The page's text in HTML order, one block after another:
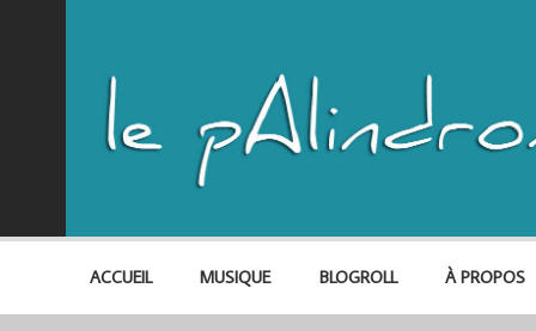
ACCUEIL MUSIQUE BLOGROLL À PROPOS